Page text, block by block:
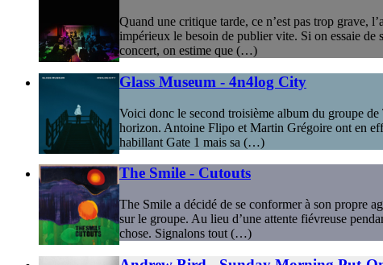
Quand une critique tarde, ce n’est pas trop grave,
impérieux le besoin de publier vite. Si on essaie de
concert, on estime que (…)
Glass Museum - 4n4log City
Voici donc le second troisième album du groupe
horizon. Antoine Flipo et Martin Grégoire ont en
habillant Gate 1 mais sa (…)
The Smile - Cutouts
The Smile a décidé de se conformer à son propre
sur le groupe. Au lieu d’une attente fiévreuse
chose. Signalons tout (…)